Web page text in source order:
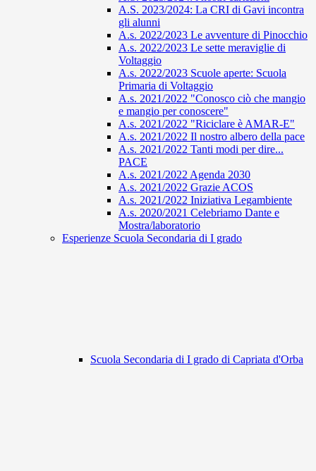
A.S. 2023/2024: La CRI di Gavi incontra
gli alunni
A.s. 2022/2023 Le avventure di Pinocchio
A.s. 2022/2023 Le sette meraviglie di
Voltaggio
A.s. 2022/2023 Scuole aperte: Scuola
Primaria di Voltaggio
A.s. 2021/2022 "Conosco ciò che mangio
e mangio per conoscere"
A.s. 2021/2022 "Riciclare è AMAR-E"
A.s. 2021/2022 Il nostro albero della pace
A.s. 2021/2022 Tanti modi per dire...
PACE
A.s. 2021/2022 Agenda 2030
A.s. 2021/2022 Grazie ACOS
A.s. 2021/2022 Iniziativa Legambiente
A.s. 2020/2021 Celebriamo Dante e
Mostra/laboratorio
Esperienze Scuola Secondaria di I grado
Scuola Secondaria di I grado di Capriata d'Orba